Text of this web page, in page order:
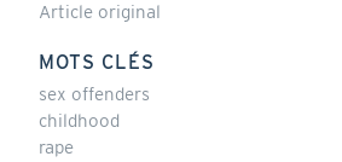
Article original
MOTS CLÉS
sex offenders
childhood
rape